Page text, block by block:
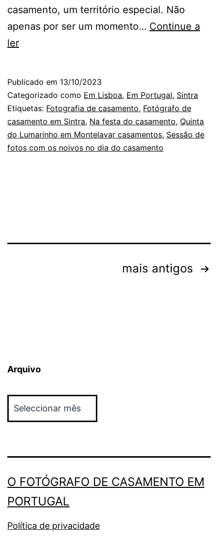
casamento, um território especial. Não
apenas por ser um momento… Continue a
lerQuinta
desejos
dos
que
desejam,
Publicado em 13/10/2023
Categorizado como Em Lisboa, Em Portugal, Sintra
Etiquetas: Fotografia de casamento, Fotógrafo de
casamento em Sintra, Na festa do casamento, Quinta
do Lumarinho em Montelavar casamentos, Sessão de
fotos com os noivos no dia do casamento
mais antigos
Arquivo
O FOTÓGRAFO DE CASAMENTO EM
PORTUGAL
Política de privacidade